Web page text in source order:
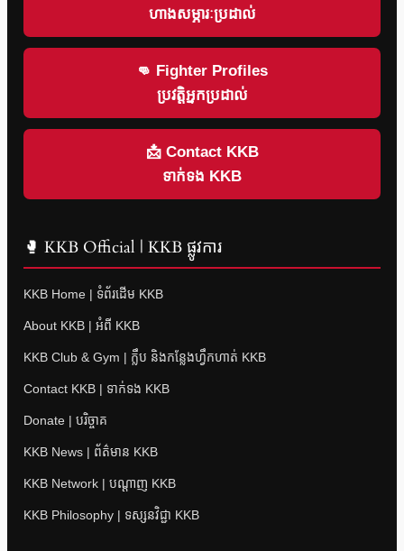
ហាងសម្ភារៈប្រដាល់
👊 Fighter Profiles
ប្រវត្តិអ្នកប្រដាល់
📩 Contact KKB
ទាក់ទង KKB
🥊 KKB Official | KKB ផ្លូវការ
KKB Home | ទំព័រដើម KKB
About KKB | អំពី KKB
KKB Club & Gym | ក្លឹប និងកន្លែងហ្វឹកហាត់ KKB
Contact KKB | ទាក់ទង KKB
Donate | បរិច្ចាគ
KKB News | ព័ត៌មាន KKB
KKB Network | បណ្តាញ KKB
KKB Philosophy | ទស្សនវិជ្ជា KKB